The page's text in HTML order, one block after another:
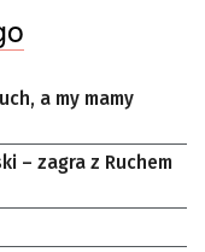
a my mamy
– zagra z Ruchem